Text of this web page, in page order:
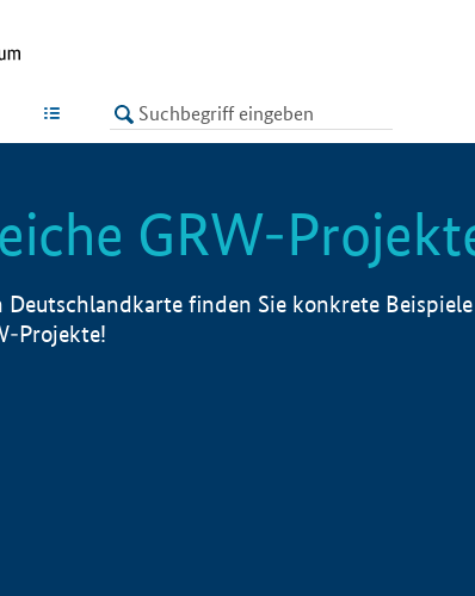
LISTE
GRW-
finden Sie konkrete Beispiele
Projekte!